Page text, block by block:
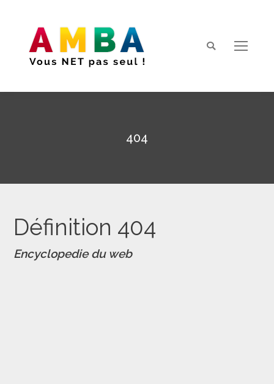
Search:
404
Définition 404
Encyclopedie du web